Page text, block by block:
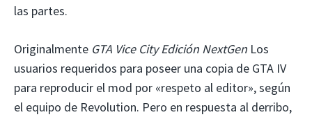
las partes.
Originalmente GTA Vice City Edición NextGen Los
usuarios requeridos para poseer una copia de GTA IV
para reproducir el mod por «respeto al editor», según
el equipo de Revolution. Pero en respuesta al derribo,